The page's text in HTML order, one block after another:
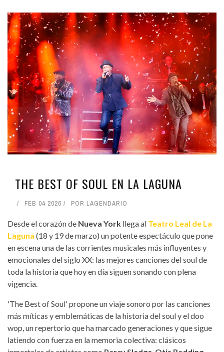
THE BEST OF SOUL EN LA LAGUNA
FEB 04 2026 POR LAGENDARIO
Desde el corazón de Nueva York llega al Teatro Leal de La
Laguna (18 y 19 de marzo) un potente espectáculo que pone
en escena una de las corrientes musicales más influyentes y
emocionales del siglo XX: las mejores canciones del soul de
toda la historia que hoy en día siguen sonando con plena
vigencia.
'The Best of Soul' propone un viaje sonoro por las canciones
más míticas y emblemáticas de la historia del soul y el doo
wop, un repertorio que ha marcado generaciones y que sigue
latiendo con fuerza en la memoria colectiva: clásicos